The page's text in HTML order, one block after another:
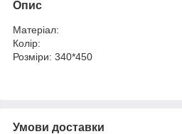
Опис
Матеріал:
Колір:
Розміри: 340*450
Умови доставки